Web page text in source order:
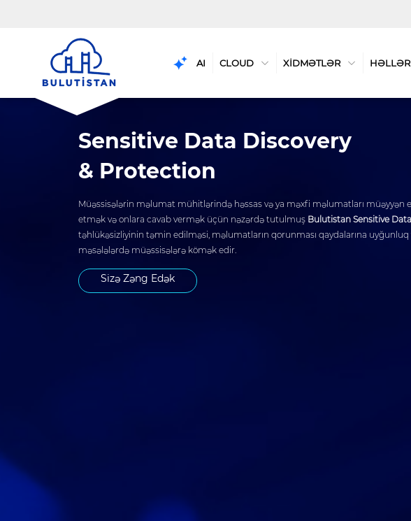
AI CLOUD XİDMƏTLƏR HƏLLƏR
Sensitive Data Discovery
& Protection
Müəssisələrin məlumat mühitlərində həssas və ya məxfi məlumatları müəyyən
etmək və onlara cavab vermək üçün nəzərdə tutulmuş Bulutistan Sensitive
təhlükəsizliyinin təmin edilməsi, məlumatların qorunması qaydalarına
məsələlərdə müəssisələrə kömək edir.
Sizə Zəng Edək